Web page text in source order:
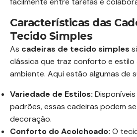
Características das
Tecido Simples
As cadeiras de tecido simples
clássica que traz conforto e estilo
ambiente. Aqui estão algumas de
Variedade de Estilos:
padrões, essas cadeiras podem
decoração.
Conforto do Acolchoado: O